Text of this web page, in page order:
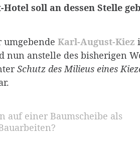
soll an dessen Stelle
umgebende Karl-August-Kiez
nun anstelle des bisherigen
Schutz des Milieus eines